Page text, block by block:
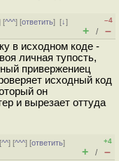
[^^^] [ответить][↓]
–4
+ / –
в исходном коде -
личная тупость,
привержениец
исходный код
он
и вырезает оттуда
^^] [^^^] [ответить]
+4
+ / –